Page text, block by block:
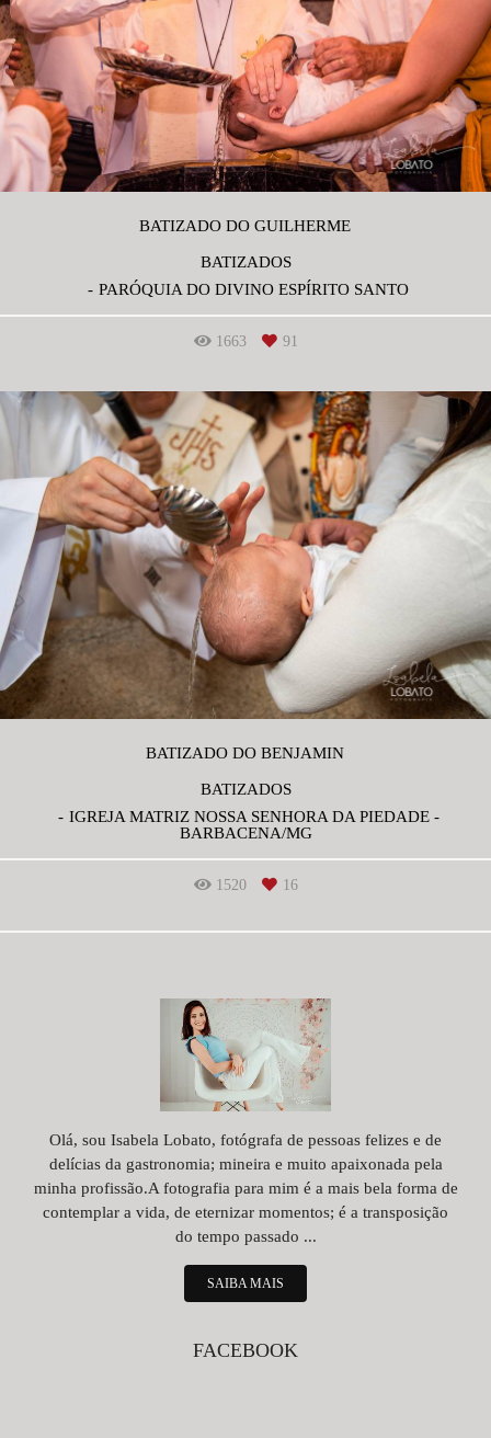
BATIZADO DO GUILHERME
BATIZADOS
PARÓQUIA DO DIVINO ESPÍRITO SANTO
1663 91
BATIZADO DO BENJAMIN
BATIZADOS
IGREJA MATRIZ NOSSA SENHORA DA PIEDADE -
BARBACENA/MG
1520 16
Olá, sou Isabela Lobato, fotógrafa de pessoas felizes e de
delícias da gastronomia; mineira e muito apaixonada pela
minha profissão.A fotografia para mim é a mais bela forma de
contemplar a vida, de eternizar momentos; é a transposição
do tempo passado ...
SAIBA MAIS
FACEBOOK